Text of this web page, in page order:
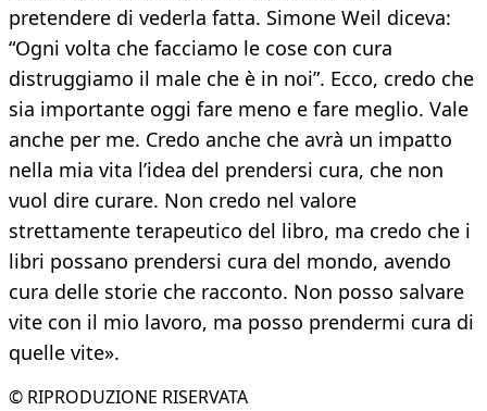
pretendere di vederla fatta. Simone Weil diceva:
“Ogni volta che facciamo le cose con cura
distruggiamo il male che è in noi”. Ecco, credo che
sia importante oggi fare meno e fare meglio. Vale
anche per me. Credo anche che avrà un impatto
nella mia vita l’idea del prendersi cura, che non
vuol dire curare. Non credo nel valore
strettamente terapeutico del libro, ma credo che i
libri possano prendersi cura del mondo, avendo
cura delle storie che racconto. Non posso salvare
vite con il mio lavoro, ma posso prendermi cura di
quelle vite».
© RIPRODUZIONE RISERVATA